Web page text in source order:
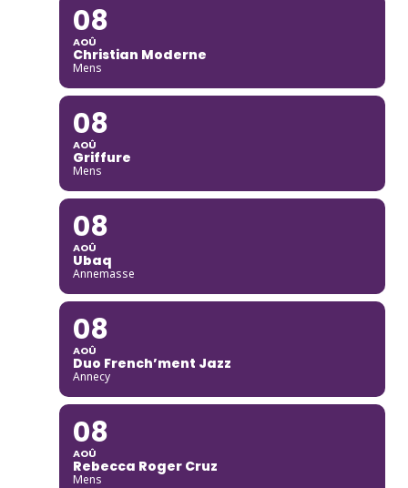
08
AOÛ
Christian Moderne
Mens
08
AOÛ
Griffure
Mens
08
AOÛ
Ubaq
Annemasse
08
AOÛ
Duo French’ment Jazz
Annecy
08
AOÛ
Rebecca Roger Cruz
Mens